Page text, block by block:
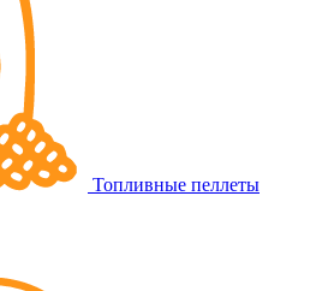
Топливные пеллеты